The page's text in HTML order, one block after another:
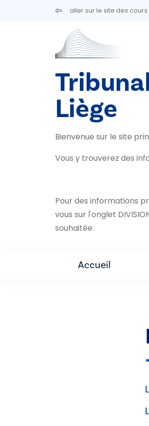
Aller au contenu principalaller sur le site des
Liège
Bienvenue sur le site
Vous y trouverez des
Pour des informations
vous sur l'onglet
souhaitée.
Accueil